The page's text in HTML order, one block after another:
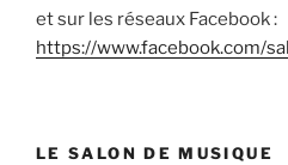
et sur les réseaux Facebook :
https://www.facebook.com/
LE SALON DE MUSIQUE